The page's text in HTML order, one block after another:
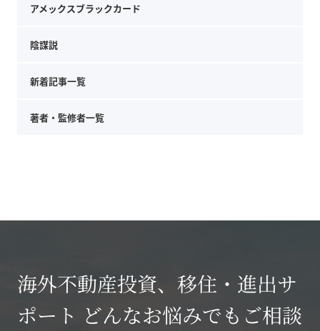
アメックスブラックカード
陰謀説
新着記事一覧
著者・監修者一覧
海外不動産投資、移住・進出サ
ポート どんなお悩みでもご相談